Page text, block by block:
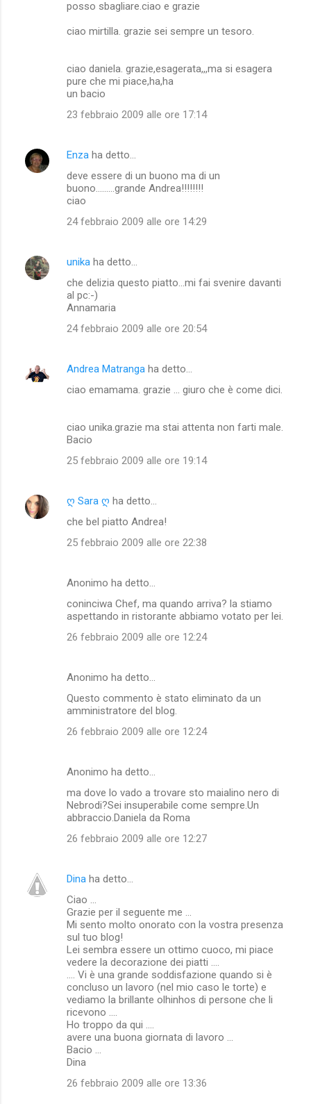
posso sbagliare.ciao e grazie
ciao mirtilla. grazie sei sempre un tesoro.
ciao daniela. grazie,esagerata,,,ma si esagera
pure che mi piace,ha,ha
un bacio
23 febbraio 2009 alle ore 17:14
Enza ha detto…
deve essere di un buono ma di un
buono.........grande Andrea!!!!!!!!
ciao
24 febbraio 2009 alle ore 14:29
unika ha detto…
che delizia questo piatto...mi fai svenire davanti
al pc:-)
Annamaria
24 febbraio 2009 alle ore 20:54
Andrea Matranga ha detto…
ciao emamama. grazie ... giuro che è come dici.
ciao unika.grazie ma stai attenta non farti male.
Bacio
25 febbraio 2009 alle ore 19:14
ღ Sara ღ ha detto…
che bel piatto Andrea!
25 febbraio 2009 alle ore 22:38
Anonimo ha detto…
coninciwa Chef, ma quando arriva? la stiamo
aspettando in ristorante abbiamo votato per lei.
26 febbraio 2009 alle ore 12:24
Anonimo ha detto…
Questo commento è stato eliminato da un
amministratore del blog.
26 febbraio 2009 alle ore 12:24
Anonimo ha detto…
ma dove lo vado a trovare sto maialino nero di
Nebrodi?Sei insuperabile come sempre.Un
abbraccio.Daniela da Roma
26 febbraio 2009 alle ore 12:27
Dina ha detto…
Ciao ...
Grazie per il seguente me ...
Mi sento molto onorato con la vostra presenza
sul tuo blog!
Lei sembra essere un ottimo cuoco, mi piace
vedere la decorazione dei piatti ....
.... Vi è una grande soddisfazione quando si è
concluso un lavoro (nel mio caso le torte) e
vediamo la brillante olhinhos di persone che li
ricevono ....
Ho troppo da qui ....
avere una buona giornata di lavoro ...
Bacio ...
Dina
26 febbraio 2009 alle ore 13:36